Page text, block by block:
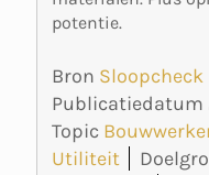
potentie.
Bron Sloopcheck
Publicatiedatum
Topic
Utiliteit